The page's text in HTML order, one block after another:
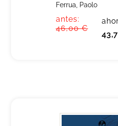
Ferrua, Paolo
antes:
46,00 €